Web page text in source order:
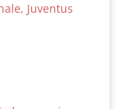
Juventus